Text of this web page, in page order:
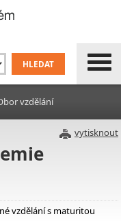
vzdělání
vytisknout
vzdělání s maturitou